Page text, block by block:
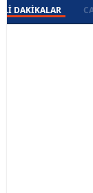
DAKIKALAR